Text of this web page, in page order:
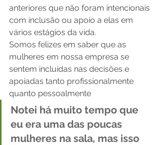
anteriores que não foram intencionais
com inclusão ou apoio a elas em
vários estágios da vida.
Somos felizes em saber que as
mulheres em nossa empresa se
sentem incluídas nas decisões e
apoiadas tanto profissionalmente
quanto pessoalmente
Notei há muito tempo que
eu era uma das poucas
mulheres na sala, mas isso